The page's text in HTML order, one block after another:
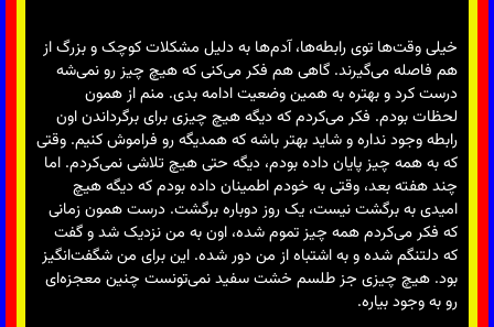
خیلی وقت‌ها توی رابطه‌ها، آدم‌ها به دلیل مشکلات کوچک و بزرگ از
هم فاصله می‌گیرند. گاهی هم فکر می‌کنی که هیچ چیز رو نمی‌شه
درست کرد و بهتره به همین وضعیت ادامه بدی. منم از همون
لحظات بودم. فکر می‌کردم که دیگه هیچ چیزی برای برگرداندن اون
رابطه وجود نداره و شاید بهتر باشه که همدیگه رو فراموش کنیم. وقتی
که به همه چیز پایان داده بودم، دیگه حتی هیچ تلاشی نمی‌کردم. اما
چند هفته بعد، وقتی به خودم اطمینان داده بودم که دیگه هیچ
امیدی به برگشت نیست، یک روز دوباره برگشت. درست همون زمانی
که فکر می‌کردم همه چیز تموم شده، اون به من نزدیک شد و گفت
که دلتنگم شده و به اشتباه از من دور شده. این برای من شگفت‌انگیز
بود. هیچ چیزی جز طلسم خشت سفید نمی‌تونست چنین معجزه‌ای
رو به وجود بیاره.